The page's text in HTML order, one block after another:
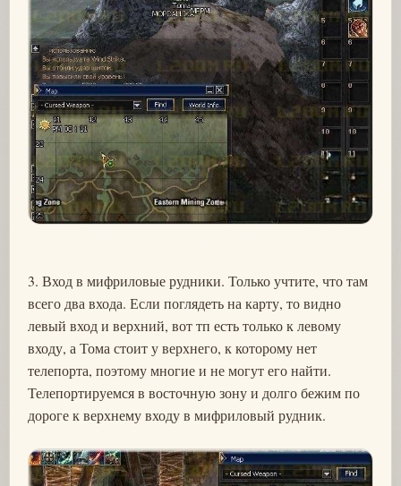
3. Вход в мифриловые рудники. Только учтите, что там
всего два входа. Если поглядеть на карту, то видно
левый вход и верхний, вот тп есть только к левому
входу, а Тома стоит у верхнего, к которому нет
телепорта, поэтому многие и не могут его найти.
Телепортируемся в восточную зону и долго бежим по
дороге к верхнему входу в мифриловый рудник.